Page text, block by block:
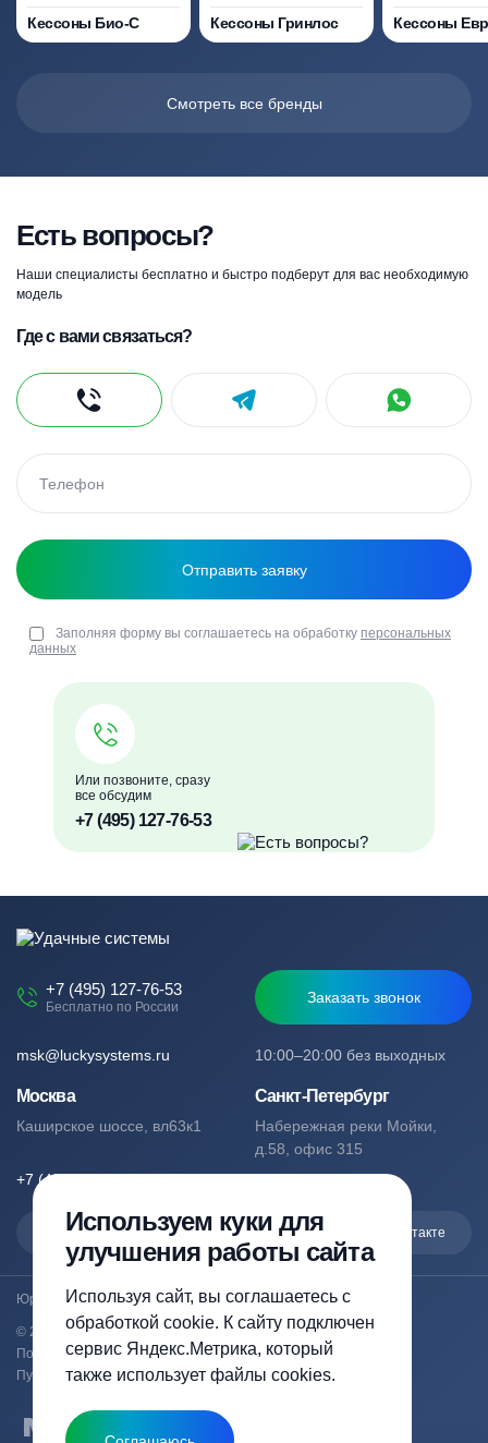
Кессоны Био-С Кессоны Гринлос Кессоны
Смотреть все бренды
Есть вопросы?
Наши специалисты бесплатно и быстро подберут для вас необходимую
модель
Или позвоните, сразу
все обсудим
+7 (495) 127-76-53
Где с вами связаться?
Заполняя форму вы соглашаетесь на обработку персональных
данных
+7 (495) 127-76-53
Бесплатно по России
Заказать звонок
10:00–20:00 без выходных
msk@luckysystems.ru
Москва
Каширское шоссе, вл63к1
+7 (495) 127-76-53
Санкт-Петербург
Набережная реки Мойки,
д.58, офис 315
+7 (812) 244-49-61
Max Telegram Вконтакте
Юридический адрес: Москва, Каширское шоссе, вл63к1
© 2023-2026 luckysystems.ru | Все права защищены
Политика конфиденциальности
Публичная оферта
Используем куки для
улучшения работы сайта
Используя сайт, вы соглашаетесь с
обработкой cookie. К сайту подключен
сервис Яндекс.Метрика, который
также использует файлы cookies.